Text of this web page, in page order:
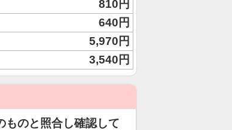
810円
640円
5,970円
3,540円
ものと照合し確認して